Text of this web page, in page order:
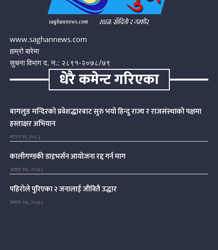
www.saghannews.com
हाम्रो बारेमा
सुचना विभाग द. न.: २८९१-२०७८/७९
धेरै कमेन्ट गरिएका
बागलुङ मन्दिरको प्रवेशद्धारबाट सुरु भयो हिन्दु राज्य र राजसंस्थाको पक्षमा
हस्ताक्षर अभियान
साउन १९, २०८३
कालीगण्डकी डाइभर्सन आयोजना रद्द गर्न माग
असार १७, २०७८
पहिरोले पुरिएका २ जनालाई जीवितै उद्धार
असार १७, २०७८